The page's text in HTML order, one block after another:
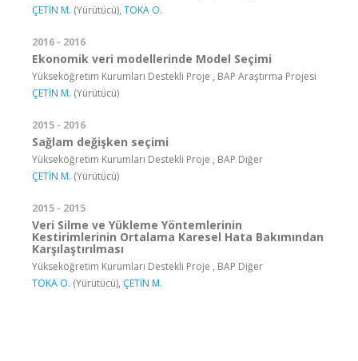
ÇETİN M. (Yürütücü), TOKA O.
2016 - 2016
Ekonomik veri modellerinde Model Seçimi
Yükseköğretim Kurumları Destekli Proje , BAP Araştırma Projesi
ÇETİN M. (Yürütücü)
2015 - 2016
Sağlam değişken seçimi
Yükseköğretim Kurumları Destekli Proje , BAP Diğer
ÇETİN M. (Yürütücü)
2015 - 2015
Veri Silme ve Yükleme Yöntemlerinin
Kestirimlerinin Ortalama Karesel Hata Bakımından
Karşılaştırılması
Yükseköğretim Kurumları Destekli Proje , BAP Diğer
TOKA O. (Yürütücü), ÇETİN M.